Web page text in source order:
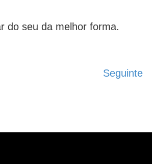
do seu da melhor forma.
Seguinte